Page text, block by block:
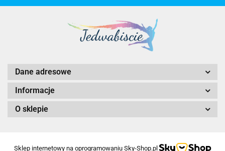
Dane adresowe
Informacje
O sklepie
Sklep internetowy na oprogramowaniu Sky-Shop.pl